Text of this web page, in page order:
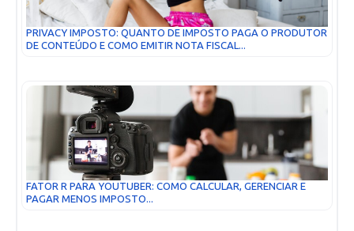
PRIVACY IMPOSTO: QUANTO DE IMPOSTO PAGA O PRODUTOR
DE CONTEÚDO E COMO EMITIR NOTA FISCAL...
FATOR R PARA YOUTUBER: COMO CALCULAR, GERENCIAR E
PAGAR MENOS IMPOSTO...